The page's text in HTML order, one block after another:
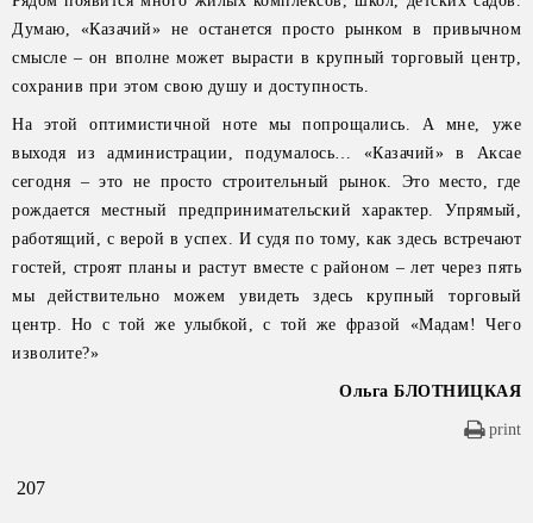
Думаю, «Казачий» не останется просто рынком в привычном
смысле – он вполне может вырасти в крупный торговый центр,
сохранив при этом свою душу и доступность.
На этой оптимистичной ноте мы попрощались. А мне, уже
выходя из администрации, подумалось… «Казачий» в Аксае
сегодня – это не просто строительный рынок. Это место, где
рождается местный предпринимательский характер. Упрямый,
работящий, с верой в успех. И судя по тому, как здесь встречают
гостей, строят планы и растут вместе с районом – лет через пять
мы действительно можем увидеть здесь крупный торговый
центр. Но с той же улыбкой, с той же фразой «Мадам! Чего
изволите?»
Ольга БЛОТНИЦКАЯ
print
207